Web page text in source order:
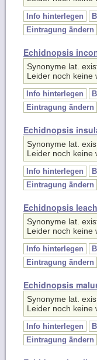
Info hinterlegen
Eintragung ändern
Synonyme lat.
Leider noch keine
Info hinterlegen
Eintragung ändern
Synonyme lat.
Leider noch keine
Info hinterlegen
Eintragung ändern
Synonyme lat.
Leider noch keine
Info hinterlegen
Eintragung ändern
Synonyme lat.
Leider noch keine
Info hinterlegen
Eintragung ändern